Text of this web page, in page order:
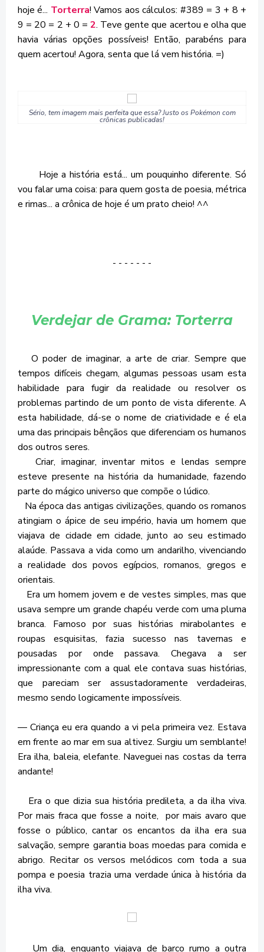
hoje é... Torterra! Vamos aos cálculos: #389 = 3 + 8 +
9 = 20 = 2 + 0 =2. Teve gente que acertou e olha que
havia várias opções possíveis! Então, parabéns para
quem acertou! Agora, senta que lá vem história. =)
Sério, tem imagem mais perfeita que essa? Justo os Pokémon com
crônicas publicadas!
Hoje a história está... um pouquinho diferente. Só
vou falar uma coisa: para quem gosta de poesia, métrica
e rimas... a crônica de hoje é um prato cheio! ^^
- - - - - - -
Verdejar de Grama: Torterra
O poder de imaginar, a arte de criar. Sempre que
tempos difíceis chegam, algumas pessoas usam esta
habilidade para fugir da realidade ou resolver os
problemas partindo de um ponto de vista diferente. A
esta habilidade, dá-se o nome de criatividade e é ela
uma das principais bênçãos que diferenciam os humanos
dos outros seres.
Criar, imaginar, inventar mitos e lendas sempre
esteve presente na história da humanidade, fazendo
parte do mágico universo que compõe o lúdico.
Na época das antigas civilizações, quando os romanos
atingiam o ápice de seu império, havia um homem que
viajava de cidade em cidade, junto ao seu estimado
alaúde. Passava a vida como um andarilho, vivenciando
a realidade dos povos egípcios, romanos, gregos e
orientais.
Era um homem jovem e de vestes simples, mas que
usava sempre um grande chapéu verde com uma pluma
branca. Famoso por suas histórias mirabolantes e
roupas esquisitas, fazia sucesso nas tavernas e
pousadas por onde passava. Chegava a ser
impressionante com a qual ele contava suas histórias,
que pareciam ser assustadoramente verdadeiras,
mesmo sendo logicamente impossíveis.
— Criança eu era quando a vi pela primeira vez. Estava
em frente ao mar em sua altivez. Surgiu um semblante!
Era ilha, baleia, elefante. Naveguei nas costas da terra
andante!
Era o que dizia sua história predileta, a da ilha viva.
Por mais fraca que fosse a noite, por mais avaro que
fosse o público, cantar os encantos da ilha era sua
salvação, sempre garantia boas moedas para comida e
abrigo. Recitar os versos melódicos com toda a sua
pompa e poesia trazia uma verdade única à história da
ilha viva.
Um dia, enquanto viajava de barco rumo a outra